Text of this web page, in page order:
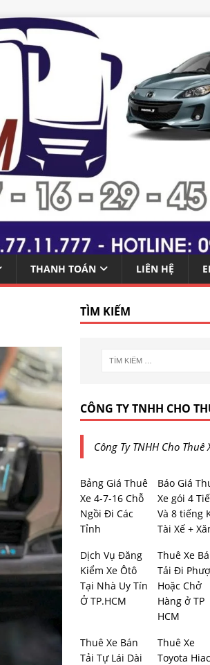
THANH TOÁN LIÊN HỆ
TÌM KIẾM
CÔNG TY TNHH CHO
Công Ty TNHH Cho Thuê
Bảng Giá Thuê
Xe 4-7-16 Chỗ
Ngồi Đi Các
Tỉnh
Báo Giá
Xe gói 4
Và 8 tiếng
Tài Xế +
Dịch Vụ Đăng
Kiểm Xe Ôtô
Tại Nhà Uy Tín
Ở TP.HCM
Thuê Xe
Tải Đi
Hoặc Chở
Hàng ở TP
HCM
Thuê Xe Bán
Tải Tự Lái Dài
Thuê Xe
Toyota